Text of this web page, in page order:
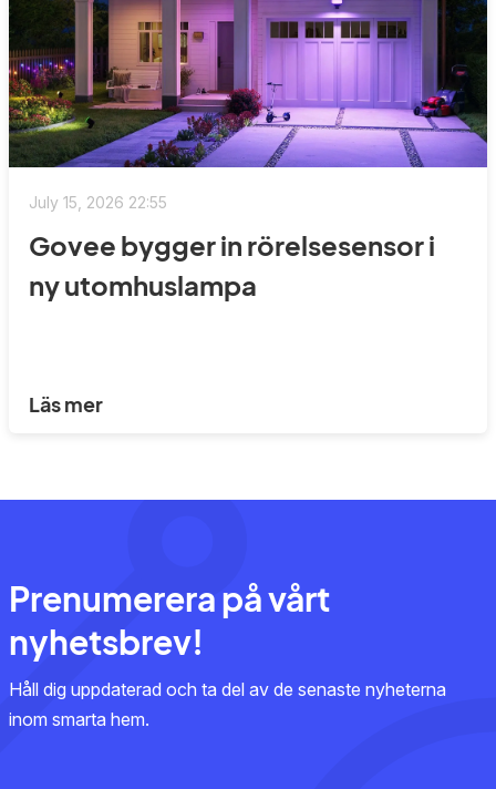
July 15, 2026 22:55
Govee bygger in rörelsesensor i
ny utomhuslampa
Läs mer
Prenumerera på vårt
nyhetsbrev!
Håll dig uppdaterad och ta del av de senaste nyheterna
inom smarta hem.